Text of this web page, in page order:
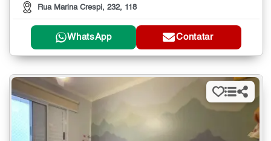
Rua Marina Crespi, 232, 118
WhatsApp Contatar